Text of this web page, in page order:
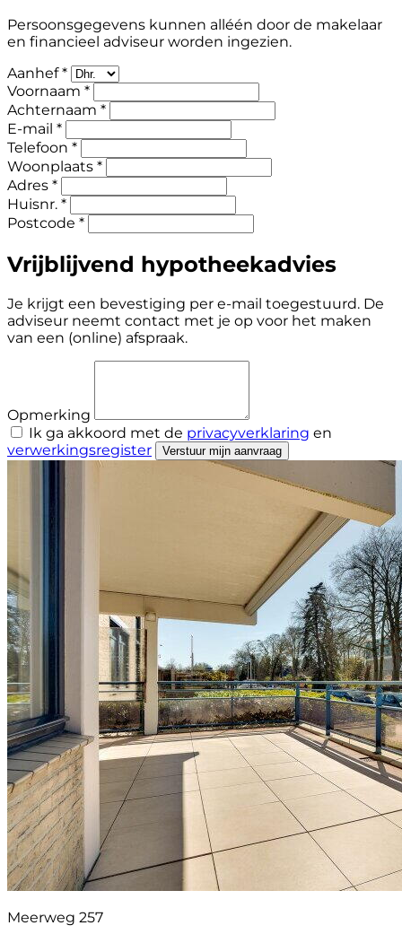
Persoonsgegevens kunnen alléén door de makelaar
en financieel adviseur worden ingezien.
Aanhef *
Voornaam *
Achternaam *
E-mail *
Telefoon *
Woonplaats *
Adres *
Huisnr. *
Postcode *
Vrijblijvend hypotheekadvies
Je krijgt een bevestiging per e-mail toegestuurd. De
adviseur neemt contact met je op voor het maken
van een (online) afspraak.
Opmerking
Ik ga akkoord met de privacyverklaring en
verwerkingsregister
Verstuur mijn aanvraag
Meerweg 257